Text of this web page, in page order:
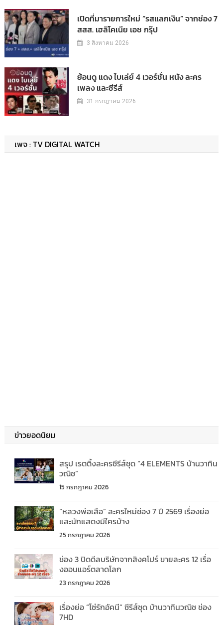
เปิดที่มารายการใหม่ “รสแลกเงิน” จากช่อง 7
สสส. เฮลิโคเนีย เอช กรุ๊ป
3 สิงหาคม 2026
ย้อนดู แดง ไบเล่ย์ 4 เวอร์ชั่น หนัง ละคร
เพลง และซีรีส์
31 กรกฎาคม 2026
เพจ : TV DIGITAL WATCH
ข่าวยอดนิยม
สรุป เรตติ้งละครซีรีส์ชุด “4 ELEMENTS บ้านวาทิน
วณิช”
15 กรกฎาคม 2026
“หลวงพ่อเสือ” ละครใหม่ช่อง 7 ปี 2569 เรื่องย่อ
และนักแสดงมีใครบ้าง
25 กรกฎาคม 2026
ช่อง 3 ปิดดีลบริษัทจากสิงคโปร์ ขายละคร 12 เรื่อ
งออนแอร์ตลาดโลก
23 กรกฎาคม 2026
เรื่องย่อ “โซ่รักอัคนี” ซีรีส์ชุด บ้านวาทินวณิช ช่อง
7HD